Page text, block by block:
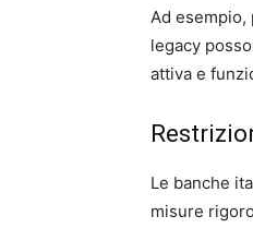
Ad
legacy
attiva e
Le banche
misure